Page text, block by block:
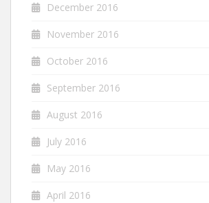
December 2016
November 2016
October 2016
September 2016
August 2016
July 2016
May 2016
April 2016